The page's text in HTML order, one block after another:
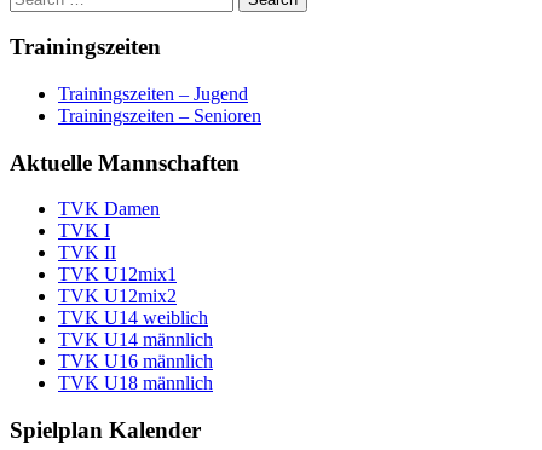
Trainingszeiten
Trainingszeiten – Jugend
Trainingszeiten – Senioren
Aktuelle Mannschaften
TVK Damen
TVK I
TVK II
TVK U12mix1
TVK U12mix2
TVK U14 weiblich
TVK U14 männlich
TVK U16 männlich
TVK U18 männlich
Spielplan Kalender